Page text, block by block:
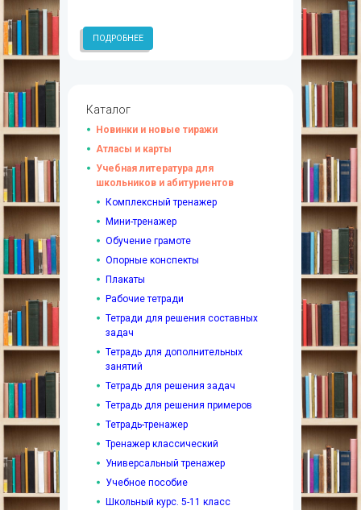
ПОДРОБНЕЕ
Каталог
Новинки и новые тиражи
Атласы и карты
Учебная литература для
школьников и абитуриентов
Комплексный тренажер
Мини-тренажер
Обучение грамоте
Опорные конспекты
Плакаты
Рабочие тетради
Тетради для решения составных
задач
Тетрадь для дополнительных
занятий
Тетрадь для решения задач
Тетрадь для решения примеров
Тетрадь-тренажер
Тренажер классический
Универсальный тренажер
Учебное пособие
Школьный курс. 5-11 класс